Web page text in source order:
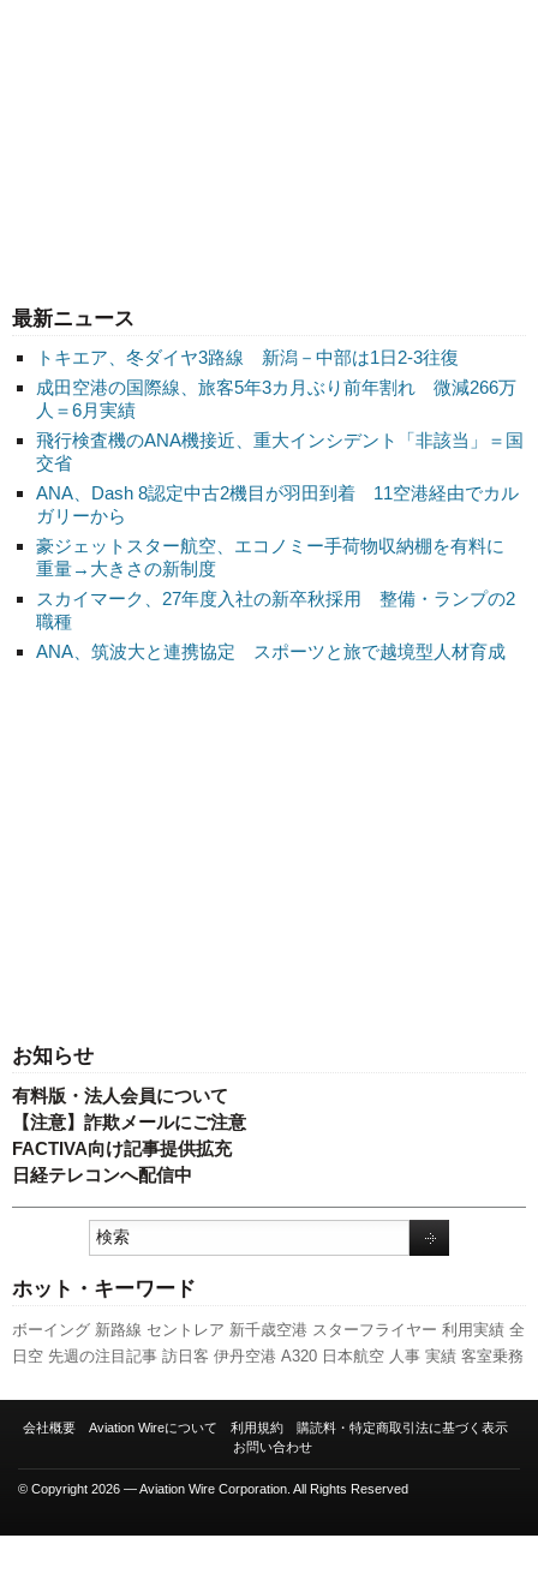
最新ニュース
トキエア、冬ダイヤ3路線 新潟－中部は1日2-3往復
成田空港の国際線、旅客5年3カ月ぶり前年割れ 微減266万
人＝6月実績
飛行検査機のANA機接近、重大インシデント「非該当」＝国
交省
ANA、Dash 8認定中古2機目が羽田到着 11空港経由でカル
ガリーから
豪ジェットスター航空、エコノミー手荷物収納棚を有料に
重量→大きさの新制度
スカイマーク、27年度入社の新卒秋採用 整備・ランプの2
職種
ANA、筑波大と連携協定 スポーツと旅で越境型人材育成
お知らせ
有料版・法人会員について
【注意】詐欺メールにご注意
FACTIVA向け記事提供拡充
日経テレコンへ配信中
ホット・キーワード
ボーイング 新路線 セントレア 新千歳空港 スターフライヤー 利用実績 全
日空 先週の注目記事 訪日客 伊丹空港 A320 日本航空 人事 実績 客室乗務
737NG スカイマーク 新型コロナウイルス ピーチ・アビエーション 旅客
会社概要 Aviation Wireについて 利用規約
購読料・特定商取引法に基づく表示
お問い合わせ
© Copyright 2026 — Aviation Wire Corporation. All Rights Reserved